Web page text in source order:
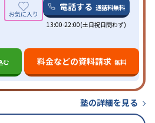
電話する 通話料無料
13:00-22:00(土日祝日問わず)
む 料金などの資料請求 無料
塾の詳細を見る